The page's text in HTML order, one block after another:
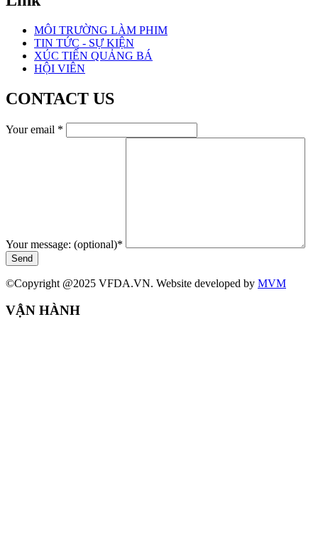
MÔI TRƯỜNG LÀM PHIM
TIN TỨC - SỰ KIỆN
XÚC TIẾN QUẢNG BÁ
HỘI VIÊN
CONTACT US
Your email *
Your message: (optional)*
Send
©Copyright @2025 VFDA.VN. Website developed by MVM
VẬN HÀNH